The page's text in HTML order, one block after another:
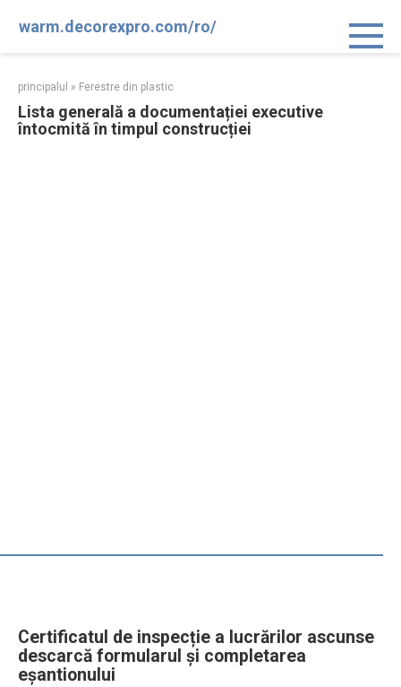
warm.decorexpro.com/ro/
principalul » Ferestre din plastic
Lista generală a documentației executive
întocmită în timpul construcției
Certificatul de inspecție a lucrărilor ascunse
descarcă formularul și completarea
eșantionului